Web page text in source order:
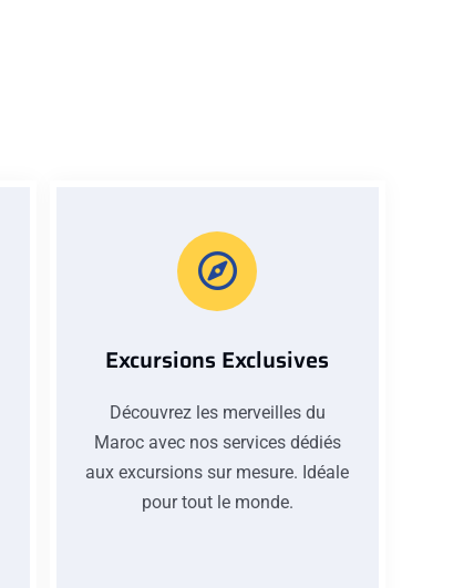
Excursions Exclusives
Découvrez les merveilles du
Maroc avec nos services dédiés
aux excursions sur mesure. Idéale
pour tout le monde.